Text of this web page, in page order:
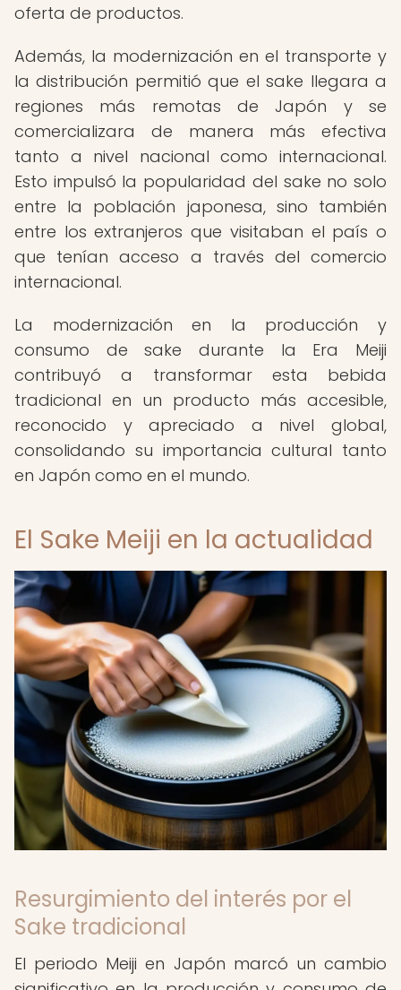
oferta de productos.
Además, la modernización en el transporte y
la distribución permitió que el sake llegara a
regiones más remotas de Japón y se
comercializara de manera más efectiva
tanto a nivel nacional como internacional.
Esto impulsó la popularidad del sake no solo
entre la población japonesa, sino también
entre los extranjeros que visitaban el país o
que tenían acceso a través del comercio
internacional.
La modernización en la producción y
consumo de sake durante la Era Meiji
contribuyó a transformar esta bebida
tradicional en un producto más accesible,
reconocido y apreciado a nivel global,
consolidando su importancia cultural tanto
en Japón como en el mundo.
El Sake Meiji en la actualidad
Resurgimiento del interés por el
Sake tradicional
El periodo Meiji en Japón marcó un cambio